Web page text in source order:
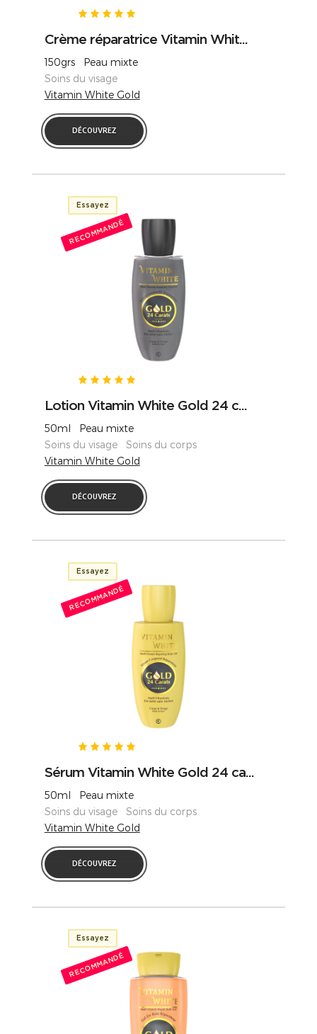
Crème réparatrice Vitamin Whit...
150grs Peau mixte
Soins du visage
Vitamin White Gold
DÉCOUVREZ
Essayez
RECOMMANDÉ
Lotion Vitamin White Gold 24 c...
50ml Peau mixte
Soins du visage Soins du corps
Vitamin White Gold
DÉCOUVREZ
Essayez
RECOMMANDÉ
Sérum Vitamin White Gold 24 ca...
50ml Peau mixte
Soins du visage Soins du corps
Vitamin White Gold
DÉCOUVREZ
Essayez
RECOMMANDÉ